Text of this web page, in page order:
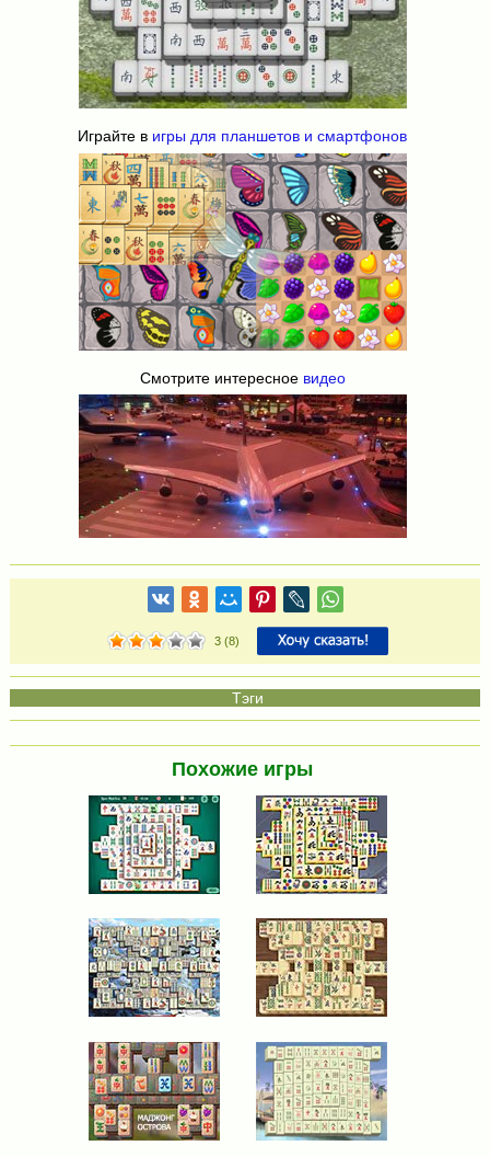
Играйте в игры для планшетов и смартфонов
Смотрите интересное видео
3 (8)
Похожие игры